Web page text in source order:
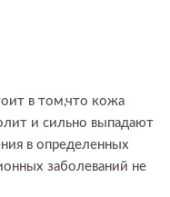
в том,что кожа
и сильно выпадают
в определенных
заболеваний не